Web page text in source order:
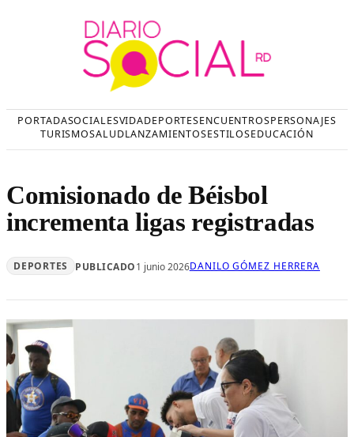
PORTADASOCIALESVIDADEPORTESENCUENTROSPERSONAJES
TURISMOSALUDLANZAMIENTOSESTILOSEDUCACIÓN
Comisionado de Béisbol
incrementa ligas registradas
DEPORTES PUBLICADO1 junio 2026DANILO GÓMEZ HERRERA